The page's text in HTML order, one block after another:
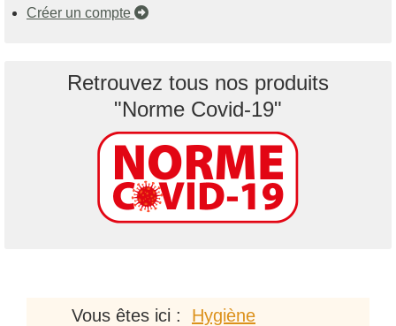
Créer un compte
Retrouvez tous nos produits
"Norme Covid-19"
Vous êtes ici : Hygiène